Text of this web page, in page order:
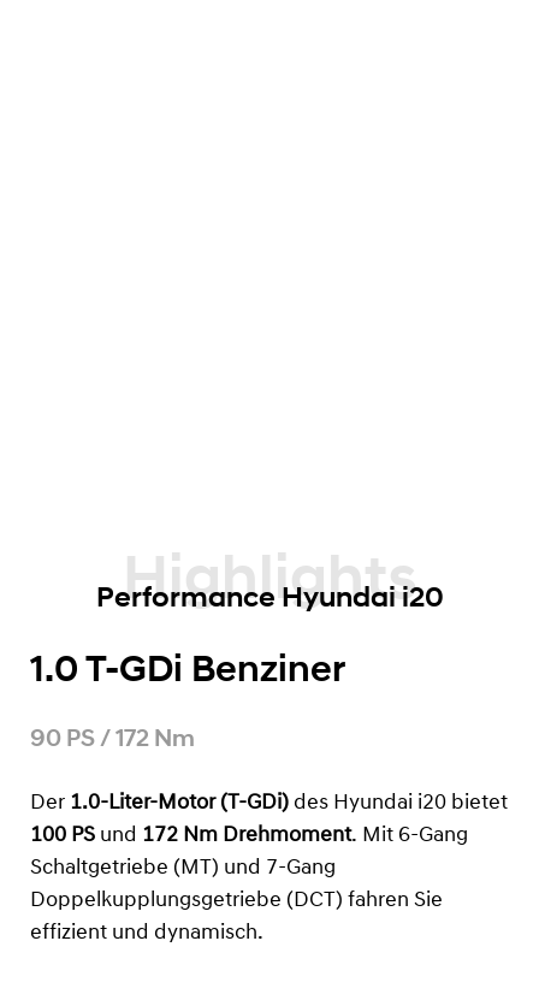
Highlights
Performance Hyundai i20
1.0 T-GDi Benziner
90 PS / 172 Nm
Der 1.0-Liter-Motor (T-GDi) des Hyundai i20 bietet
100 PS und 172 Nm Drehmoment. Mit 6-Gang
Schaltgetriebe (MT) und 7-Gang
Doppelkupplungsgetriebe (DCT) fahren Sie
effizient und dynamisch.